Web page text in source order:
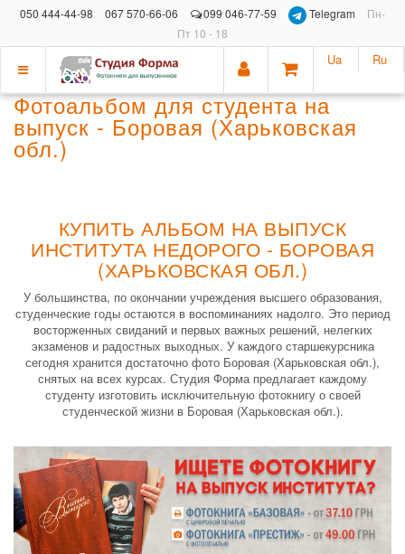
050 444-44-98 067 570-66-06 099 046-77-59 Telegram
Пн-
Пт 10 - 18
Показать
меню
Ua Ru
Фотоальбом для студента на
выпуск - Боровая (Харьковская
обл.)
КУПИТЬ АЛЬБОМ НА ВЫПУСК
ИНСТИТУТА НЕДОРОГО - БОРОВАЯ
(ХАРЬКОВСКАЯ ОБЛ.)
У большинства, по окончании учреждения высшего образования,
студенческие годы остаются в воспоминаниях надолго. Это период
восторженных свиданий и первых важных решений, нелегких
экзаменов и радостных выходных. У каждого старшекурсника
сегодня хранится достаточно фото Боровая (Харьковская обл.),
снятых на всех курсах. Студия Форма предлагает каждому
студенту изготовить исключительную фотокнигу о своей
студенческой жизни в Боровая (Харьковская обл.).